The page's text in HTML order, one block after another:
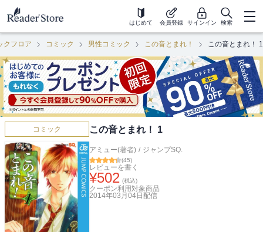
はじめて 会員登録 サインイン 検索
クフロア コミック 男性コミック この音とまれ！ この音とまれ！ 1
コミック この音とまれ！ 1
アミュー(著者) / ジャンプSQ.
(45)
レビューを書く
¥502 (税込)
クーポン利用対象商品
2014年03月04日 配信